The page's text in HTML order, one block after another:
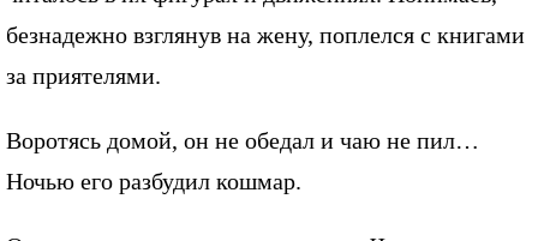
безнадежно взглянув на жену, поплелся с книгами
за приятелями.
Воротясь домой, он не обедал и чаю не пил…
Ночью его разбудил кошмар.